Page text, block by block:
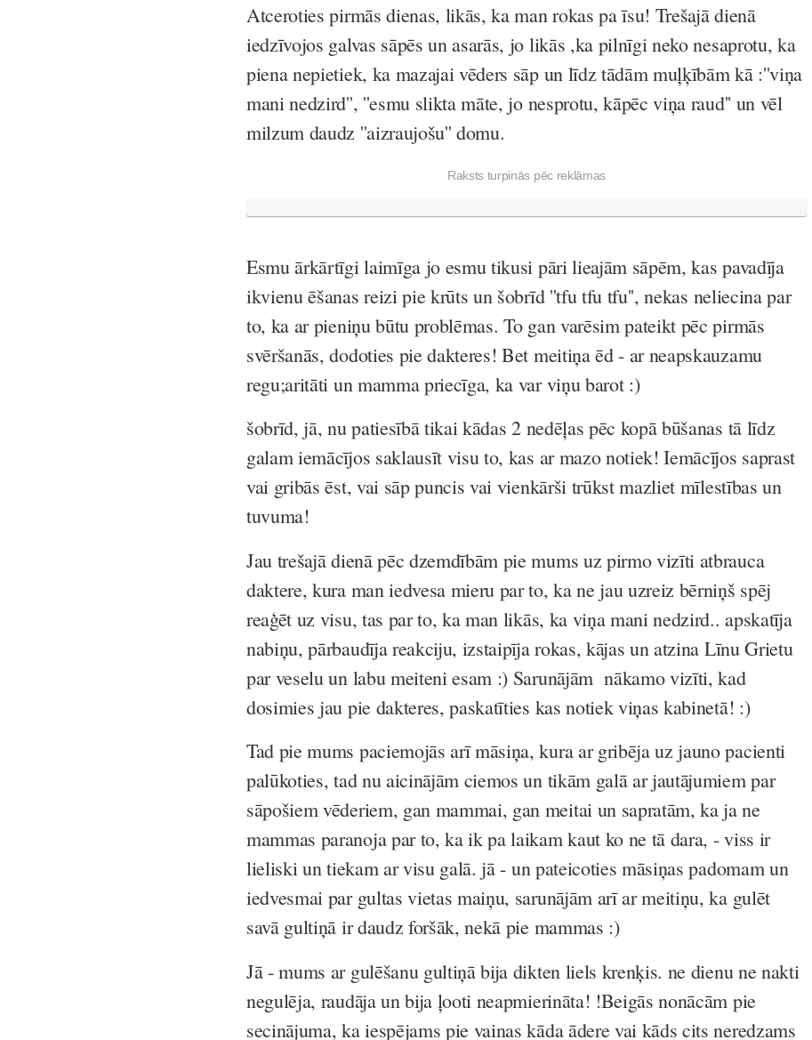
Atceroties pirmās dienas, likās, ka man rokas pa īsu! Trešajā dienā
iedzīvojos galvas sāpēs un asarās, jo likās ,ka pilnīgi neko nesaprotu, ka
piena nepietiek, ka mazajai vēders sāp un līdz tādām muļķībām kā :''viņa
mani nedzird'', ''esmu slikta māte, jo nesprotu, kāpēc viņa raud'' un vēl
milzum daudz ''aizraujošu'' domu.
Raksts turpinās pēc reklāmas
Esmu ārkārtīgi laimīga jo esmu tikusi pāri lieajām sāpēm, kas pavadīja
ikvienu ēšanas reizi pie krūts un šobrīd ''tfu tfu tfu'', nekas neliecina par
to, ka ar pieniņu būtu problēmas. To gan varēsim pateikt pēc pirmās
svēršanās, dodoties pie dakteres! Bet meitiņa ēd - ar neapskauzamu
regu;aritāti un mamma priecīga, ka var viņu barot :)
šobrīd, jā, nu patiesībā tikai kādas 2 nedēļas pēc kopā būšanas tā līdz
galam iemācījos saklausīt visu to, kas ar mazo notiek! Iemācījos saprast
vai gribās ēst, vai sāp puncis vai vienkārši trūkst mazliet mīlestības un
tuvuma!
Jau trešajā dienā pēc dzemdībām pie mums uz pirmo vizīti atbrauca
daktere, kura man iedvesa mieru par to, ka ne jau uzreiz bērniņš spēj
reaģēt uz visu, tas par to, ka man likās, ka viņa mani nedzird.. apskatīja
nabiņu, pārbaudīja reakciju, izstaipīja rokas, kājas un atzina Līnu Grietu
par veselu un labu meiteni esam :) Sarunājām nākamo vizīti, kad
dosimies jau pie dakteres, paskatīties kas notiek viņas kabinetā! :)
Tad pie mums paciemojās arī māsiņa, kura ar gribēja uz jauno pacienti
palūkoties, tad nu aicinājām ciemos un tikām galā ar jautājumiem par
sāpošiem vēderiem, gan mammai, gan meitai un sapratām, ka ja ne
mammas paranoja par to, ka ik pa laikam kaut ko ne tā dara, - viss ir
lieliski un tiekam ar visu galā. jā - un pateicoties māsiņas padomam un
iedvesmai par gultas vietas maiņu, sarunājām arī ar meitiņu, ka gulēt
savā gultiņā ir daudz foršāk, nekā pie mammas :)
Jā - mums ar gulēšanu gultiņā bija dikten liels krenķis. ne dienu ne nakti
negulēja, raudāja un bija ļooti neapmierināta! !Beigās nonācām pie
secinājuma, ka iespējams pie vainas kāda ādere vai kāds cits neredzams